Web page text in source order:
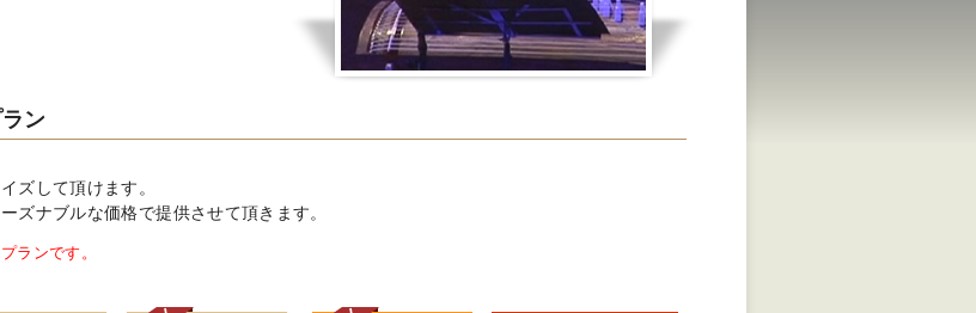
ン
ズして頂けます。
ズナブルな価格で提供させて頂きます。
ランです。